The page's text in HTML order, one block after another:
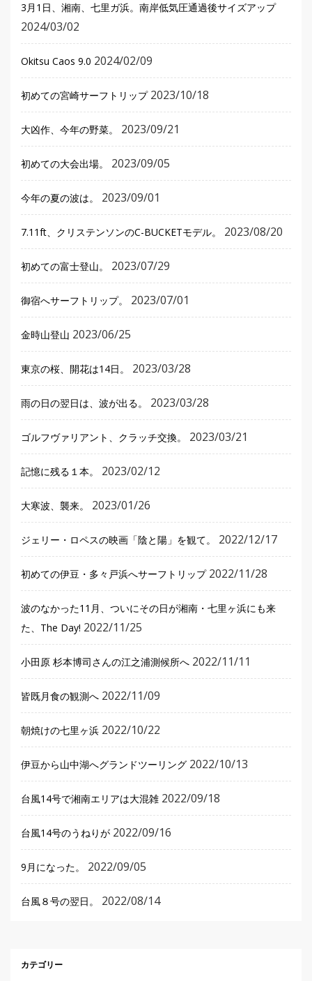
3月1日、湘南、七里ガ浜。南岸低気圧通過後サイズアップ
2024/03/02
Okitsu Caos 9.0 2024/02/09
初めての宮崎サーフトリップ 2023/10/18
大凶作、今年の野菜。 2023/09/21
初めての大会出場。 2023/09/05
今年の夏の波は。 2023/09/01
7.11ft、クリステンソンのC-BUCKETモデル。 2023/08/20
初めての富士登山。 2023/07/29
御宿へサーフトリップ。 2023/07/01
金時山登山 2023/06/25
東京の桜、開花は14日。 2023/03/28
雨の日の翌日は、波が出る。 2023/03/28
ゴルフヴァリアント、クラッチ交換。 2023/03/21
記憶に残る１本。 2023/02/12
大寒波、襲来。 2023/01/26
ジェリー・ロペスの映画「陰と陽」を観て。 2022/12/17
初めての伊豆・多々戸浜へサーフトリップ 2022/11/28
波のなかった11月、ついにその日が湘南・七里ヶ浜にも来
た、The Day! 2022/11/25
小田原 杉本博司さんの江之浦測候所へ 2022/11/11
皆既月食の観測へ 2022/11/09
朝焼けの七里ヶ浜 2022/10/22
伊豆から山中湖へグランドツーリング 2022/10/13
台風14号で湘南エリアは大混雑 2022/09/18
台風14号のうねりが 2022/09/16
9月になった。 2022/09/05
台風８号の翌日。 2022/08/14
カテゴリー